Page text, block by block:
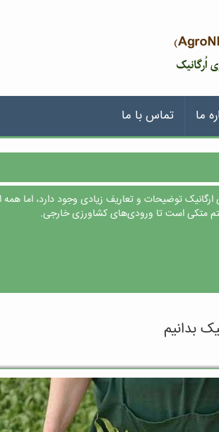
ما تماس با ما
توضیحات و تعاریف زیادی وجود دارد، اما همه
متکی است تا ورودی‌های کشاورزی خارجی.
بدانیم